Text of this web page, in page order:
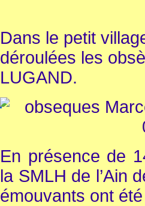
Dans le petit
déroulées les
LUGAND.
En présence de
la SMLH de l’Ain
émouvants ont